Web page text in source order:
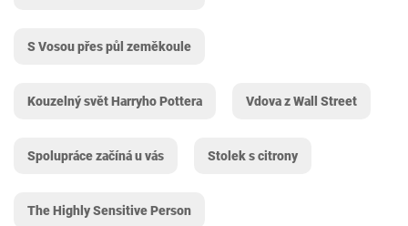
S Vosou přes půl zeměkoule
Kouzelný svět Harryho Pottera Vdova z Wall Street
Spolupráce začíná u vás Stolek s citrony
The Highly Sensitive Person